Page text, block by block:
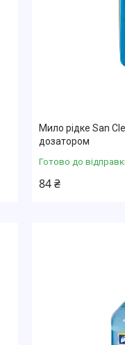
Мило рідке San
дозатором
Готово до
84 ₴